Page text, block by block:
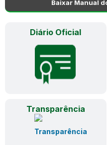
Baixar Manual
Diário Oficial
Transparência